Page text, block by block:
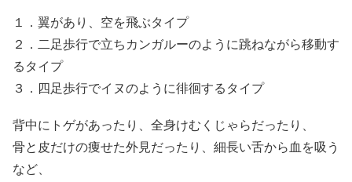
１．翼があり、空を飛ぶタイプ
２．二足歩行で立ちカンガルーのように跳ねながら移動す
るタイプ
３．四足歩行でイヌのように徘徊するタイプ
背中にトゲがあったり、全身けむくじゃらだったり、
骨と皮だけの痩せた外見だったり、細長い舌から血を吸う
など、